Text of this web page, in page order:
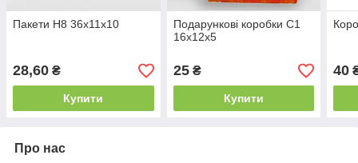
Пакети Н8 36х11х10
28,60 ₴
Купити
Подарункові коробки С1
16х12х5
25₴
Купити
40
Про нас